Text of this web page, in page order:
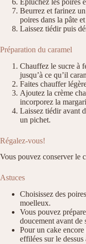
Beurrez et farinez
poires dans la pâte
Laissez tiédir puis
Préparation du caramel
Chauffez le sucre à
jusqu’à ce qu’il
Faites chauffer
Ajoutez la crème
incorporez la
Laissez tiédir avant
un pichet.
Régalez-vous!
Vous pouvez conserver le
Astuces
Choisissez des
moelleux.
Vous pouvez
doucement avant de
Pour un cake
effilées sur le